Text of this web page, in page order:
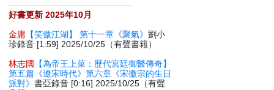
好書更新 2025年10月
金庸 【笑傲江湖】 第十一章《聚氣》劉小
珍錄音 [1:59] 2025/10/25（有聲書籍）
林志國
【為帝王上菜：歷代宮廷御醫傳奇】
第五篇《遼宋時代》第六章《宋徽宗的生日
派對》書亞錄音 [0:16] 2025/10/25（有聲